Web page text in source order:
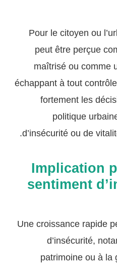
Pour le citoyen ou
peut être perçue
maîtrisé ou comme
échappant à tout
fortement les
politique
d’insécurité ou de
Implication
sentiment
Une croissance rapide
d’insécurité,
patrimoine ou à la